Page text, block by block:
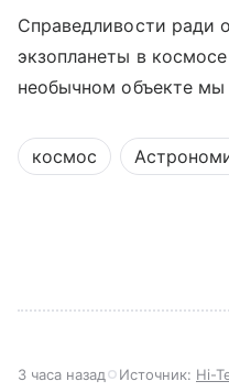
Справедливости ради
экзопланеты в
необычном объекте мы
космос
3 часа назад Источник: Hi-